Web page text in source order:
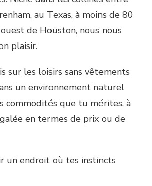
au Texas, à moins de 80
de Houston, nous nous
plaisir.
sur les loisirs sans vêtements
un environnement naturel
commodités que tu mérites, à
en termes de prix ou de
un endroit où tes instincts